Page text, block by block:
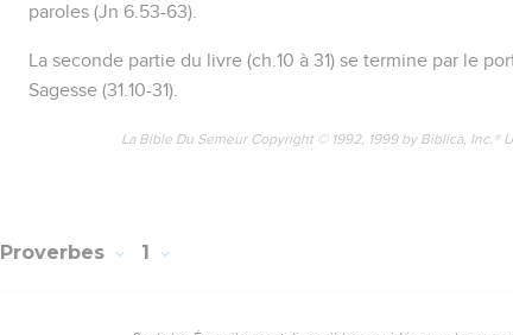
paroles (Jn 6.53-63).
La seconde partie du livre (ch.10 à 31) se termine par le
Sagesse (31.10-31).
La Bible Du Semeur Copyright © 1992, 1999 by Biblica,
Proverbes 1